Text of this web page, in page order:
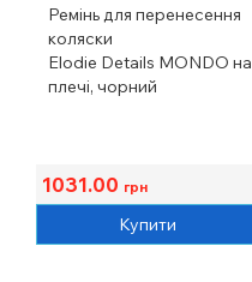
Ремінь для перенесення
коляски
Elodie Details MONDO на
плечі, чорний
1031.00 грн
Купити